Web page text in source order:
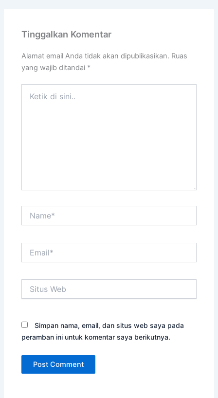
Tinggalkan Komentar
Alamat email Anda tidak akan dipublikasikan. Ruas
yang wajib ditandai *
Web
Simpan nama, email, dan situs web saya pada
peramban ini untuk komentar saya berikutnya.